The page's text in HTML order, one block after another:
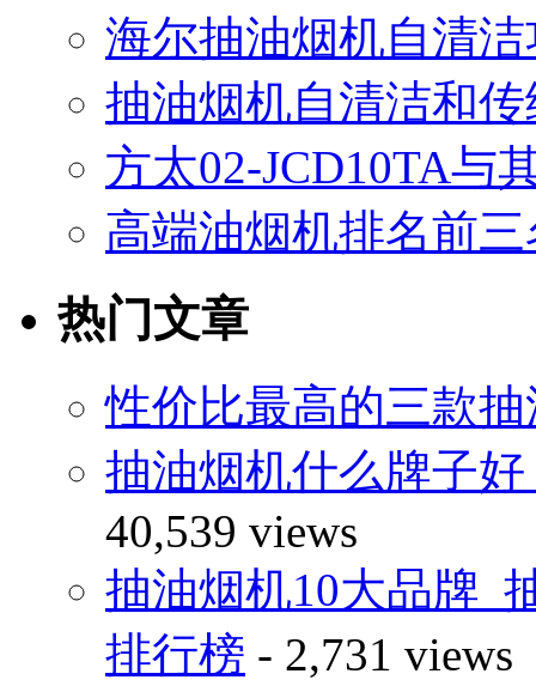
海尔抽油烟机自清
抽油烟机自清洁和
方太02-JCD10TA与
高端油烟机排名前
热门文章
性价比最高的三款
抽油烟机什么牌子
40,539 views
抽油烟机10大品牌_
排行榜 - 2,731 views